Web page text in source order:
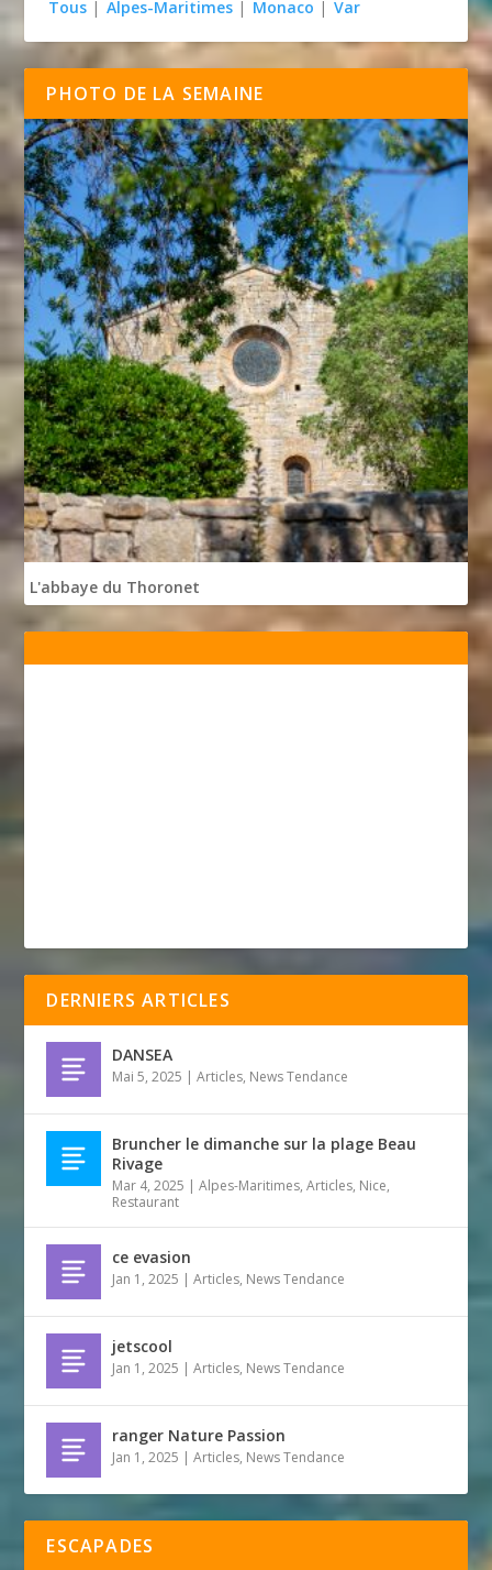
Tous | Alpes-Maritimes | Monaco | Var
PHOTO DE LA SEMAINE
L'abbaye du Thoronet
DERNIERS ARTICLES
DANSEA
Mai 5, 2025 |Articles, News Tendance
Bruncher le dimanche sur la plage Beau
Rivage
Mar 4, 2025 |Alpes-Maritimes,Articles, Nice,
Restaurant
ce evasion
Jan 1, 2025 |Articles, News Tendance
jetscool
Jan 1, 2025 |Articles, News Tendance
ranger Nature Passion
Jan 1, 2025 |Articles, News Tendance
ESCAPADES